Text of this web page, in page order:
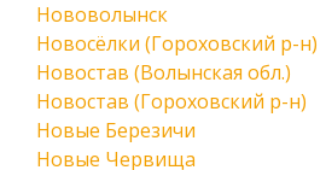
Нововолынск
Новосёлки (Гороховский р-н)
Новостав (Волынская обл.)
Новостав (Гороховский р-н)
Новые Березичи
Новые Червища